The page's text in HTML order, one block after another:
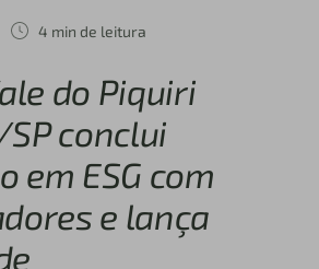
4 min de leitura
do Piquiri
conclui
em ESG com
e lança